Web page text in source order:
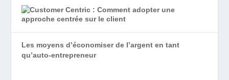
Les moyens d’économiser de l’argent en tant
qu’auto-entrepreneur